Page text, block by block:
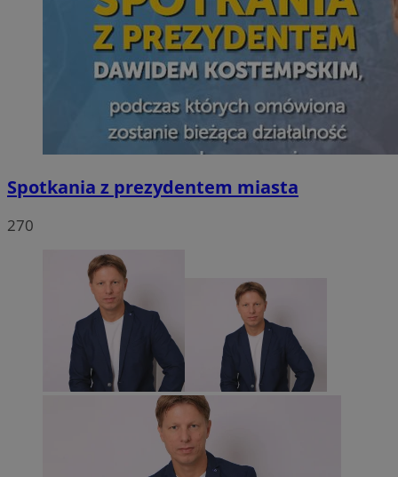
Spotkania z prezydentem miasta
270